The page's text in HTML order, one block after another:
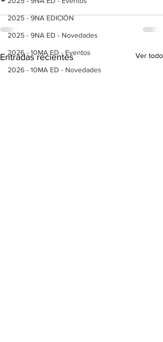
2025 - 9NA EDICIÓN
2025 - 9NA ED - Novedades
2026 - 10MA ED - Eventos
2026 - 10MA ED - Novedades
Entradas recientes Ver todo